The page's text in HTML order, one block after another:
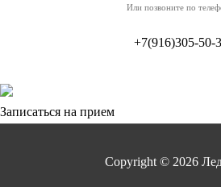
Или позвоните по
+7(916)305-50-
Записаться на прием
Copyright © 2026